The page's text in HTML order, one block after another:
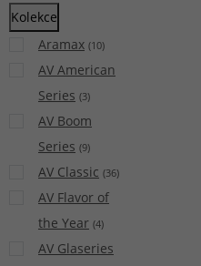
Kolekce
Aramax (10)
AV American
Series (3)
AV Boom
Series (9)
AV Classic (36)
AV Flavor of
the Year (4)
AV Glaseries